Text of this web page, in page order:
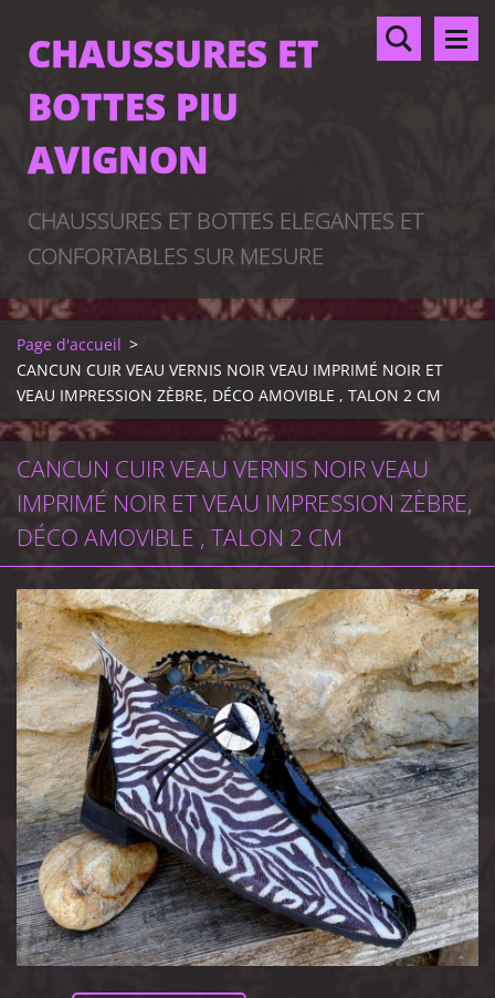
CHAUSSURES ET
BOTTES PIU
AVIGNON
CHAUSSURES ET BOTTES ELEGANTES ET
CONFORTABLES SUR MESURE
Page d'accueil >
CANCUN CUIR VEAU VERNIS NOIR VEAU IMPRIMÉ NOIR ET
VEAU IMPRESSION ZÈBRE, DÉCO AMOVIBLE , TALON 2 CM
CANCUN CUIR VEAU VERNIS NOIR VEAU
IMPRIMÉ NOIR ET VEAU IMPRESSION ZÈBRE,
DÉCO AMOVIBLE , TALON 2 CM